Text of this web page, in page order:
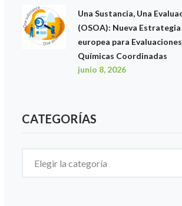
Una Sustancia, Una
(OSOA): Nueva Estrategia
europea para Evaluaciones
Químicas Coordinadas
junio 8, 2026
CATEGORÍAS